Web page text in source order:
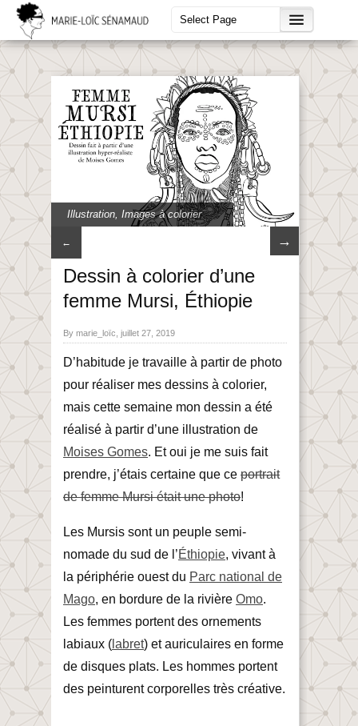
Illustration, Images à colorier
← →
Dessin à colorier d’une
femme Mursi, Éthiopie
By marie_loïc, juillet 27, 2019
D’habitude je travaille à partir de photo
pour réaliser mes dessins à colorier,
mais cette semaine mon dessin a été
réalisé à partir d’une illustration de
Moises Gomes. Et oui je me suis fait
prendre, j’étais certaine que ce portrait
de femme Mursi était une photo!
Les Mursis sont un peuple semi-
nomade du sud de l’Éthiopie, vivant à
la périphérie ouest du Parc national de
Mago, en bordure de la rivière Omo.
Les femmes portent des ornements
labiaux ( labret) et auriculaires en forme
de disques plats. Les hommes portent
des peinturent corporelles très créative.